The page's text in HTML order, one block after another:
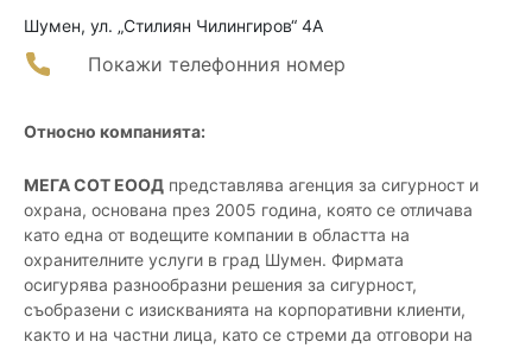
Шумен, ул. „Стилиян Чилингиров“ 4А
Покажи телефонния номер
Относно компанията:
МЕГА СОТ ЕООД представлява агенция за сигурност и
охрана, основана през 2005 година, която се отличава
като една от водещите компании в областта на
охранителните услуги в град Шумен. Фирмата
осигурява разнообразни решения за сигурност,
съобразени с изискванията на корпоративни клиенти,
както и на частни лица, като се стреми да отговори на